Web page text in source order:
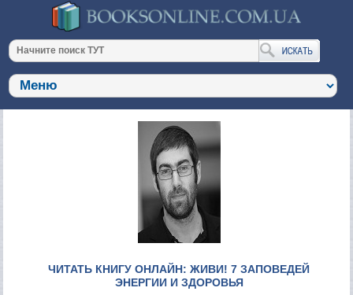
ЧИТАТЬ КНИГУ ОНЛАЙН: ЖИВИ! 7 ЗАПОВЕДЕЙ
ЭНЕРГИИ И ЗДОРОВЬЯ